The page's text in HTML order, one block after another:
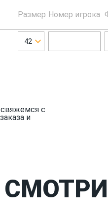
Размер Номер игрока
42
с
и